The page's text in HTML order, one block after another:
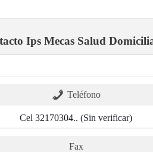
Ips Mecas Salud
Teléfono
Cel 32170304.. (Sin verificar)
Fax